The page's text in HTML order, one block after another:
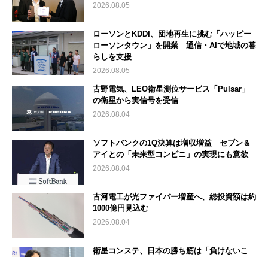
2026.08.05
ローソンとKDDI、団地再生に挑む「ハッピー
ローソンタウン」を開業 通信・AIで地域の暮
らしを支援
2026.08.05
古野電気、LEO衛星測位サービス「Pulsar」
の衛星から実信号を受信
2026.08.04
ソフトバンクの1Q決算は増収増益 セブン＆
アイとの「未来型コンビニ」の実現にも意欲
2026.08.04
古河電工が光ファイバー増産へ、総投資額は約
1000億円見込む
2026.08.04
衛星コンステ、日本の勝ち筋は「負けないこ